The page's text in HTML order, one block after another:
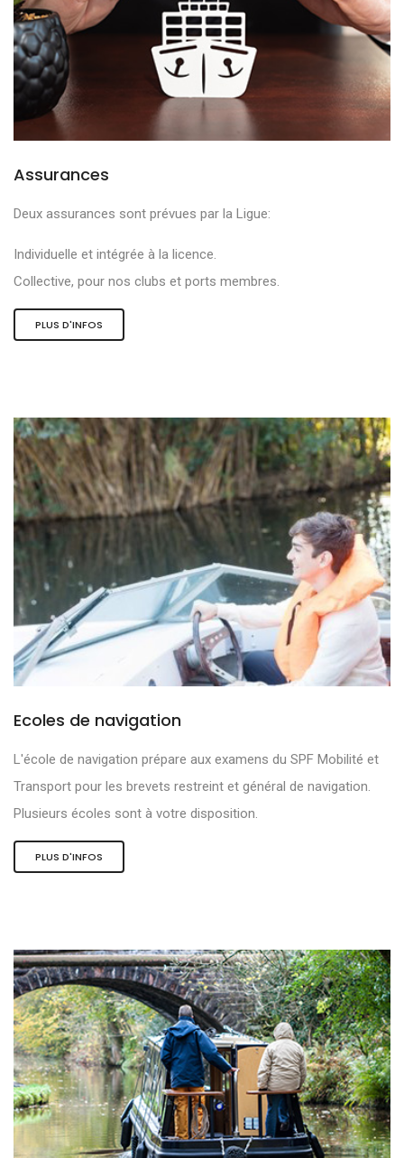
Assurances
Deux assurances sont prévues par la Ligue:
Individuelle et intégrée à la licence.
Collective, pour nos clubs et ports membres.
PLUS D'INFOS
Ecoles de navigation
L'école de navigation prépare aux examens du SPF Mobilité et
Transport pour les brevets restreint et général de navigation.
Plusieurs écoles sont à votre disposition.
PLUS D'INFOS